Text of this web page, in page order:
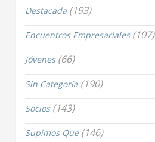
Destacada (193)
Encuentros Empresariales(107)
Jóvenes(66)
Sin Categoría (190)
Socios(143)
Supimos Que(146)